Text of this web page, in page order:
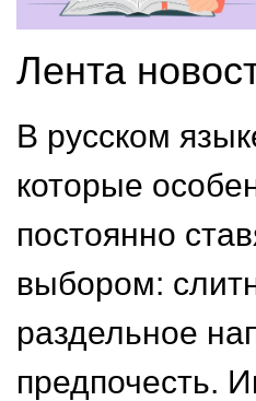
Лента
В русском
которые
постоянно
выбором:
раздельное
предпочесть.